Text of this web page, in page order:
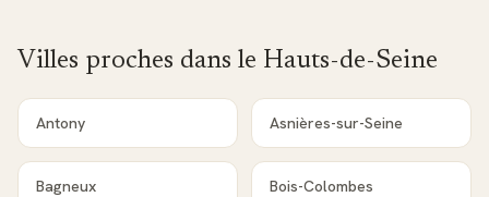
Villes proches dans le Hauts-de-Seine
Antony Asnières-sur-Seine
Bagneux Bois-Colombes